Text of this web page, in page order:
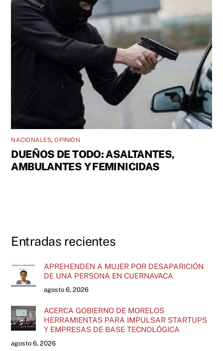
NACIONALES,OPINIÓN
DUEÑOS DE TODO: ASALTANTES,
AMBULANTES Y FEMINICIDAS
Entradas recientes
APREHENDEN A MUJER POR DESAPARICIÓN
DE UNA PERSONA EN CUERNAVACA
agosto 6, 2026
ACERCA GOBIERNO DE MORELOS
HERRAMIENTAS PARA IMPULSAR STARTUPS
Y EMPRESAS DE BASE TECNOLÓGICA
agosto 6, 2026